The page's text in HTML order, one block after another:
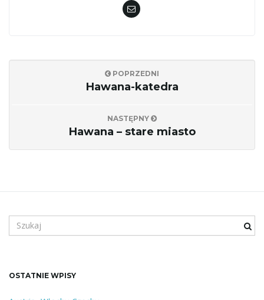
POPRZEDNI
Hawana-katedra
NASTĘPNY
Hawana – stare miasto
z
a
OSTATNIE WPISY